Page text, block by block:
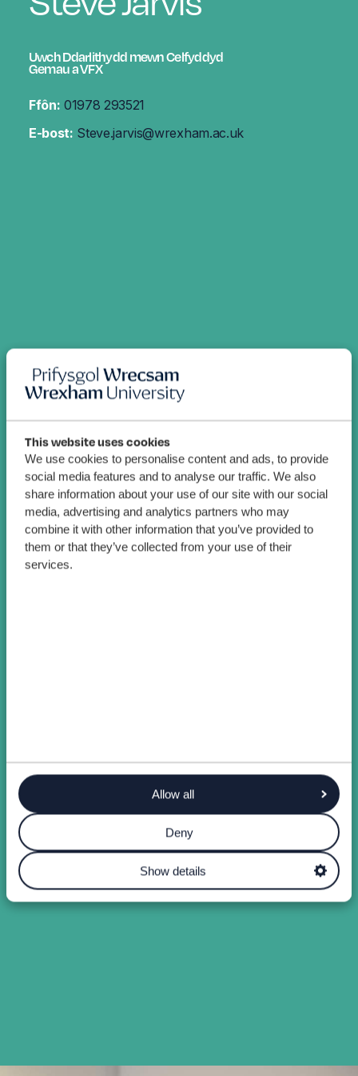
This website uses cookies
We use cookies to personalise content and ads, to provide
social media features and to analyse our traffic. We also
share information about your use of our site with our social
media, advertising and analytics partners who may
combine it with other information that you’ve provided to
them or that they’ve collected from your use of their
services.
Allow all
Deny
Show details
Uwch Ddarlithydd mewn Celfyddyd
Gemau a VFX
Ffôn: 01978 293521
E-bost: Steve.jarvis@wrexham.ac.uk